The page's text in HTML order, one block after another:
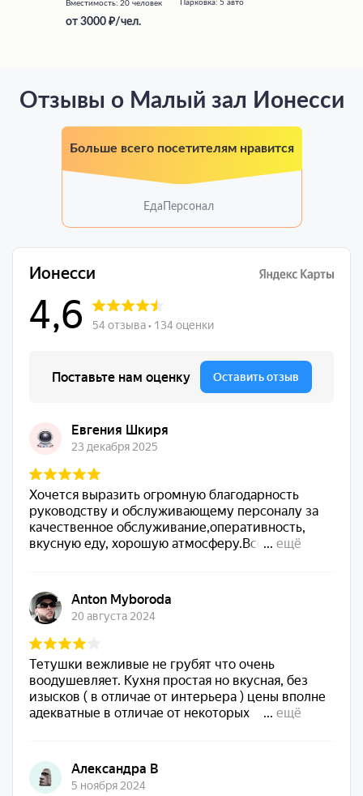
Вместимость: 20 человек Парковка: 5 авто
от 3000 /чел.
Отзывы о Малый зал Ионесси
Больше всего посетителям нравится
Еда Персонал